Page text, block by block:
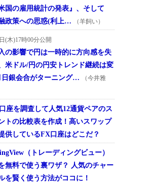
国の雇用統計の発表』、そして
政策への思惑(利上…
（羊飼い）
(木)17時00分公開
の影響で円は一時的に方向感を失
米ドル/円の円安トレンド継続は変
日銀会合がターニング…
（今井雅
座を調査して人気12通貨ペアのス
トの比較表を作成！高いスワップ
供しているFX口座はどこだ？
（トレーディングビュー）
無料で使う裏ワザ？ 人気のチャー
を賢く使う方法がココに！